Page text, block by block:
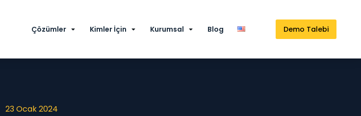
Çözümler Kimler İçin Kurumsal Blog Demo Talebi
23 Ocak 2024